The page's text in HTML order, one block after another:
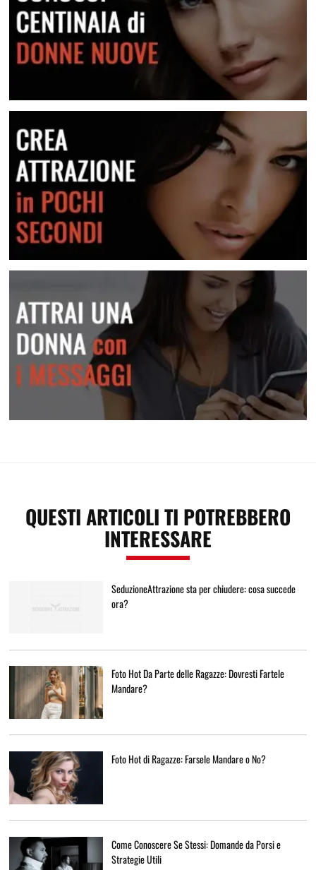
Lei Non Risponde Ai Messaggi? Come Risolvere
Scopri come risolvere questa situazione
Conosci centinaia di donne nuove
Crea attrazione in pochi secondi
QUESTI ARTICOLI TI POTREBBERO
INTERESSARE
SeduzioneAttrazione sta per chiudere: cosa succede
ora?
Foto Hot Da Parte delle Ragazze: Dovresti Fartele
Mandare?
Foto Hot di Ragazze: Farsele Mandare o No?
Come Conoscere Se Stessi: Domande da Porsi e
Strategie Utili